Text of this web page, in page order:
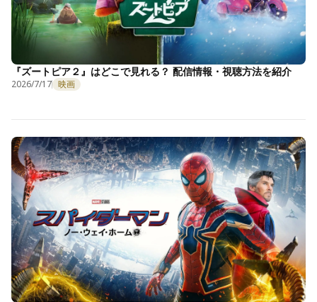
『ズートピア２』はどこで見れる？ 配信情報・視聴方法を紹介
2026/7/17 映画